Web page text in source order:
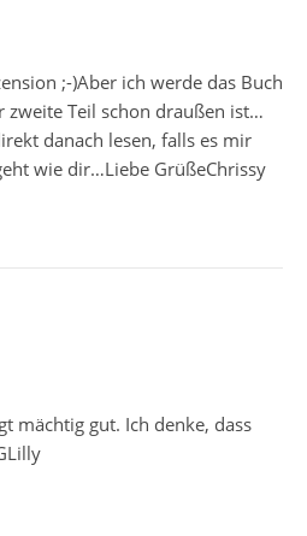
;-)Aber ich werde das Buch
zweite Teil schon draußen ist…
danach lesen, falls es mir
wie dir…Liebe GrüßeChrissy
mächtig gut. Ich denke, dass